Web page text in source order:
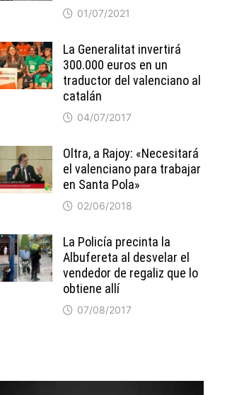
01/07/2021
La Generalitat invertirá
300.000 euros en un
traductor del valenciano al
catalán
04/07/2017
Oltra, a Rajoy: «Necesitará
el valenciano para trabajar
en Santa Pola»
02/06/2018
La Policía precinta la
Albufereta al desvelar el
vendedor de regaliz que lo
obtiene allí
07/08/2017